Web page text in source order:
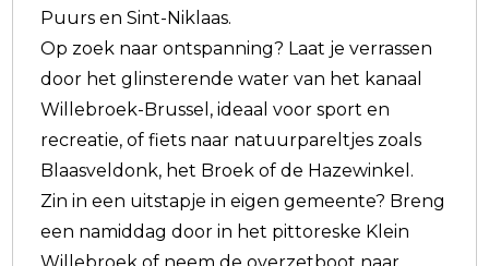
Puurs en Sint-Niklaas.
Op zoek naar ontspanning? Laat je verrassen
door het glinsterende water van het kanaal
Willebroek-Brussel, ideaal voor sport en
recreatie, of fiets naar natuurpareltjes zoals
Blaasveldonk, het Broek of de Hazewinkel.
Zin in een uitstapje in eigen gemeente? Breng
een namiddag door in het pittoreske Klein